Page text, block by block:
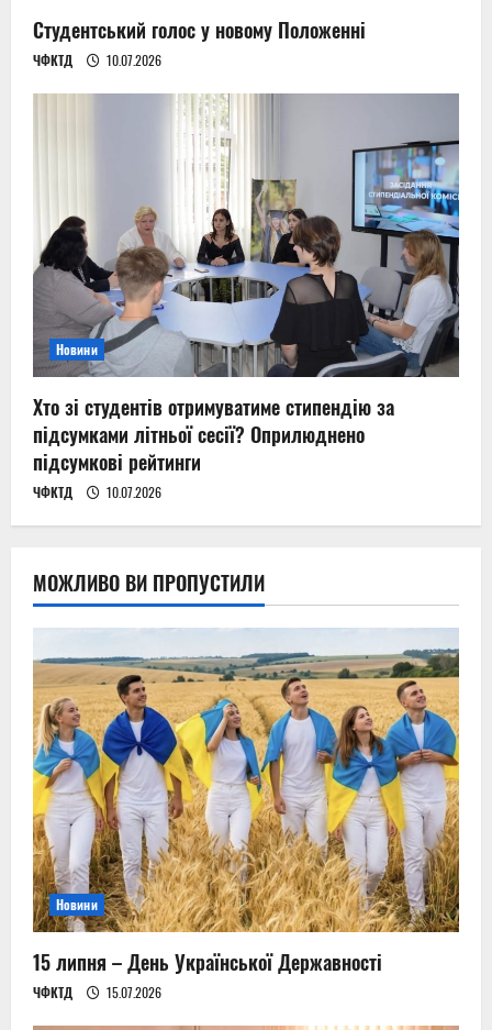
Студентський голос у новому Положенні
ЧФКТД 10.07.2026
Новини
Хто зі студентів отримуватиме стипендію за
підсумками літньої сесії? Оприлюднено
підсумкові рейтинги
ЧФКТД 10.07.2026
МОЖЛИВО ВИ ПРОПУСТИЛИ
Новини
15 липня – День Української Державності
ЧФКТД 15.07.2026